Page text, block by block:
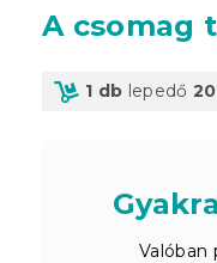
A csomag
1 db lepedő
Valóban